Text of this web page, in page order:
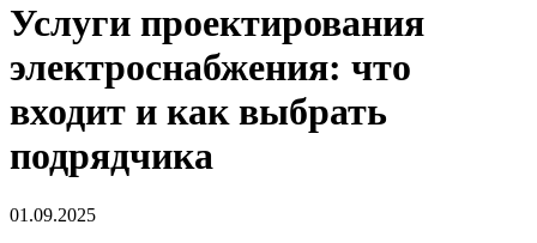
Услуги проектирования
электроснабжения: что
входит и как выбрать
подрядчика
01.09.2025